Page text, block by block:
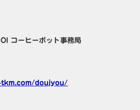
コーヒーポット事務局
doujyou/